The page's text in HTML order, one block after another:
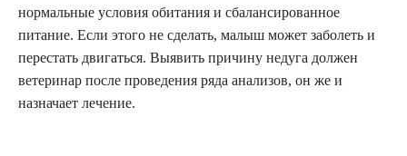
нормальные условия обитания и сбалансированное
питание. Если этого не сделать, малыш может заболеть и
перестать двигаться. Выявить причину недуга должен
ветеринар после проведения ряда анализов, он же и
назначает лечение.